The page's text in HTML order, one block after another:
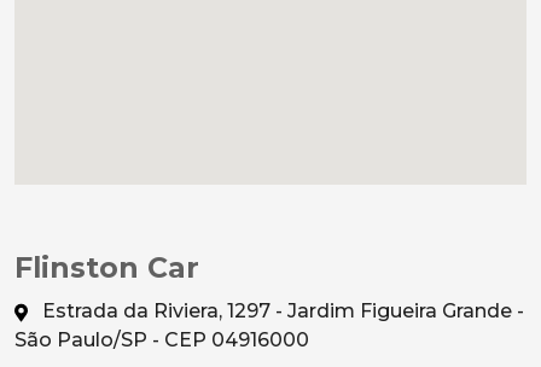
Flinston Car
Estrada da Riviera, 1297 - Jardim Figueira Grande -
São Paulo/SP - CEP 04916000